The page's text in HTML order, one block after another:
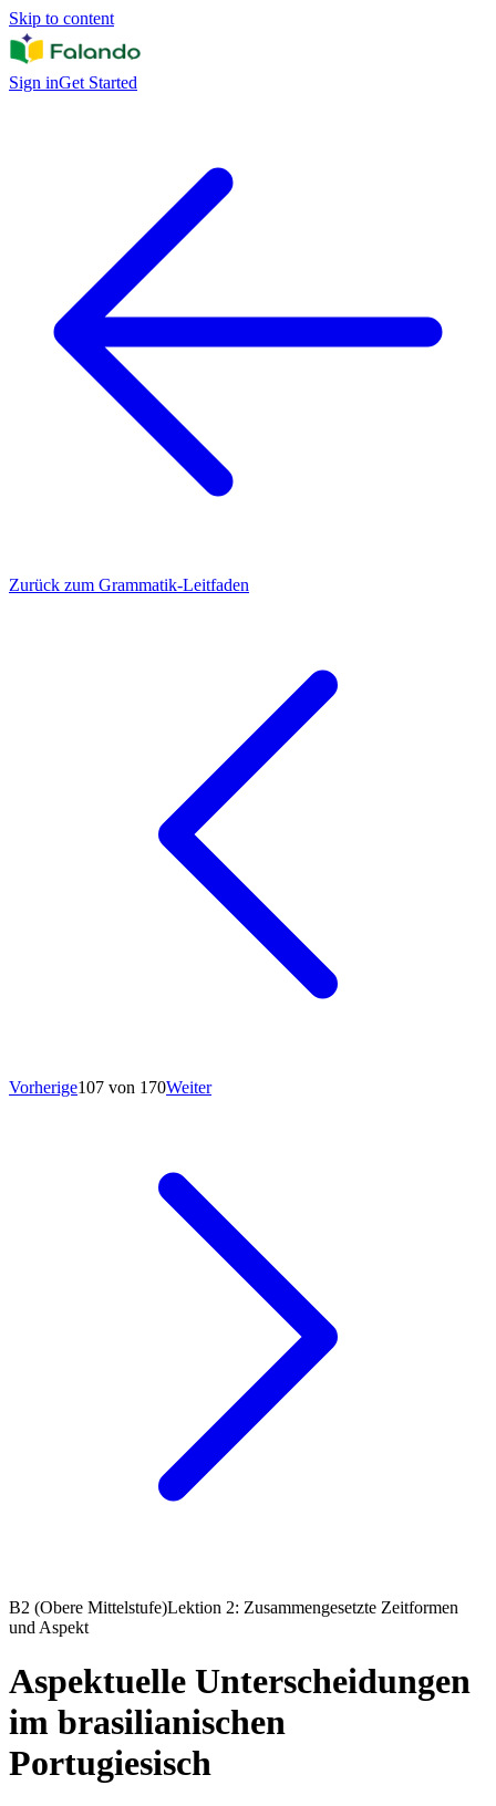
Skip to content
Sign inGet Started
Zurück zum Grammatik-Leitfaden
Vorherige107 von 170Weiter
B2 (Obere Mittelstufe)Lektion 2: Zusammengesetzte Zeitformen
und Aspekt
Aspektuelle Unterscheidungen
im brasilianischen
Portugiesisch